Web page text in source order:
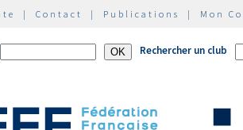
| Contact | Publications | Mon
Rechercher un club